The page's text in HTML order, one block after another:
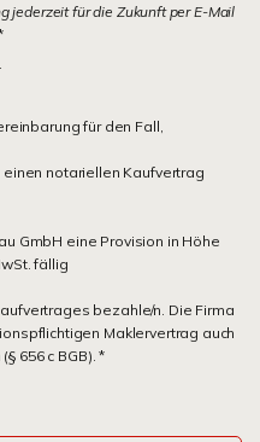
jederzeit für die Zukunft per E-Mail
für den Fall,
notariellen Kaufvertrag
GmbH eine Provision in Höhe
fällig
bezahle/n. Die Firma
Maklervertrag auch
656 c BGB). *